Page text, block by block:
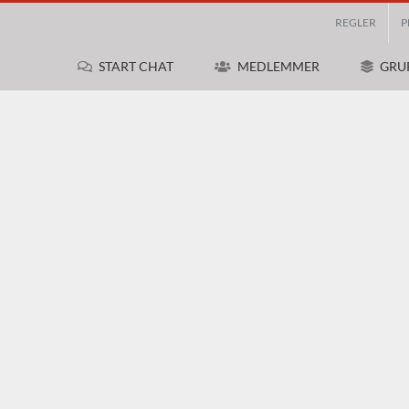
REGLER
START CHAT MEDLEMMER